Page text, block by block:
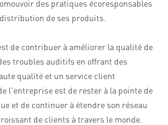
des pratiques écoresponsables
de ses produits.
de contribuer à améliorer la qualité de
troubles auditifs en offrant des
qualité et un service client
l'entreprise est de rester à la pointe de
et de continuer à étendre son réseau
de clients à travers le monde.